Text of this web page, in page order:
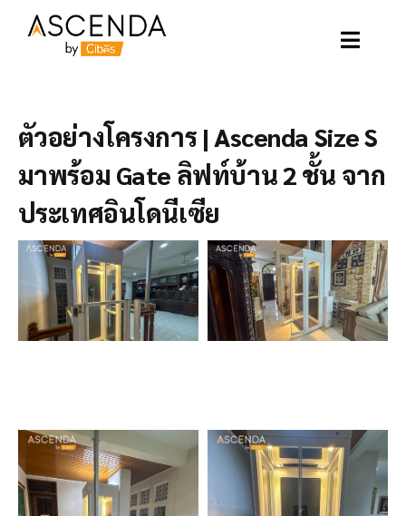
Toggle
ตัวอย่างโครงการ
ลิฟท์ของเรา
บทความ
ติดต่อเรา
ตัวอย่างโครงการ | Ascenda Size S
มาพร้อม Gate ลิฟท์บ้าน 2 ชั้น จาก
ประเทศอินโดนีเซีย